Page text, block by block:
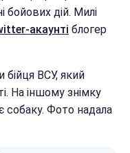
бойових дій. Милі
акаунті блогер
бійця ВСУ, який
На іншому знімку
собаку. Фото надала